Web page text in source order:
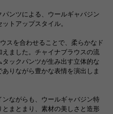
ンツによる、ウールギャバジン
トアップスタイル。
スを合わせることで、柔らかなド
ました。チャイナブラウスの流
ックパンツが生み出す立体的な
りながら豊かな表情を演出しま
ながらも、ウールギャバジン特
まとまり、素材の美しさと造形